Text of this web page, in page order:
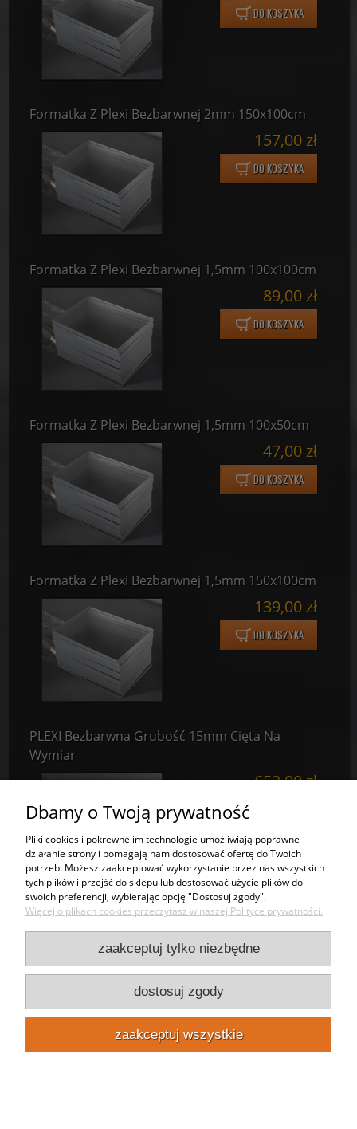
DO KOSZYKA
Formatka Z Plexi Bezbarwnej 2mm 150x100cm
157,00 zł
DO KOSZYKA
Formatka Z Plexi Bezbarwnej 1,5mm 100x100cm
89,00 zł
DO KOSZYKA
Formatka Z Plexi Bezbarwnej 1,5mm 100x50cm
47,00 zł
DO KOSZYKA
Formatka Z Plexi Bezbarwnej 1,5mm 150x100cm
139,00 zł
DO KOSZYKA
PLEXI Bezbarwna Grubość 15mm Cięta Na
Wymiar
652,00 zł
Cena regularna:
Najniższa cena z 30 dni
przed obniżką:983,00 zł
DO KOSZYKA
PLEXI Bezbarwna Grubość 1.8mm Cięta Na
94,00 zł
Dbamy o Twoją prywatność
Pliki cookies i pokrewne im technologie umożliwiają poprawne
działanie strony i pomagają nam dostosować ofertę do Twoich
potrzeb. Możesz zaakceptować wykorzystanie przez nas wszystkich
tych plików i przejść do sklepu lub dostosować użycie plików do
swoich preferencji, wybierając opcję "Dostosuj zgody".
Więcej o plikach cookies przeczytasz w naszej Polityce prywatności.
zaakceptuj tylko niezbędne
dostosuj zgody
zaakceptuj wszystkie